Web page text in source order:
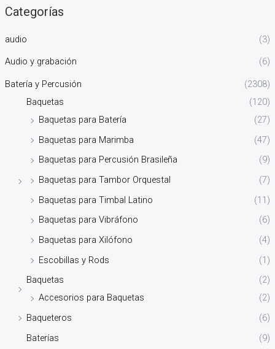
Categorías
audio (3)
Audio y grabación (6)
Batería y Percusión
(2308)
Baquetas
(120)
Baquetas para Batería
(27)
Baquetas para Marimba
(47)
Baquetas para Percusión Brasileña
(9)
Baquetas para Tambor Orquestal
(7)
Baquetas para Timbal Latino
(11)
Baquetas para Vibráfono
(6)
Baquetas para Xilófono
(4)
Escobillas y Rods
(1)
Baquetas
(2)
Accesorios para Baquetas
(2)
Baqueteros
(6)
Baterías
(9)